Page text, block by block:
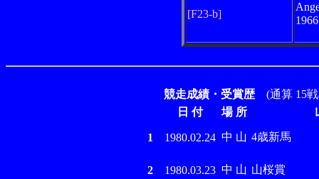
[F23-b]
競走成績・受賞歴(通算 15戦
日 付
場 所
1 1980.02.24 中 山 4歳新馬
2 1980.03.23 中 山 山桜賞